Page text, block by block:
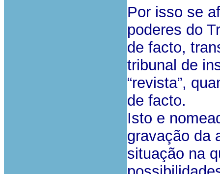
Por isso se
poderes do
de facto,
tribunal de
“revista”,
de facto.
Isto e
gravação da
situação na